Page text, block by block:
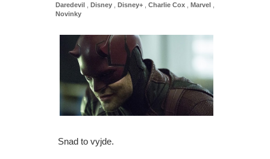
Daredevil
Disney Disney+ Charlie Cox Marvel
Novinky
Snad to vyjde.